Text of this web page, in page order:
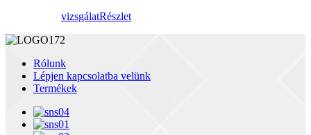
vizsgálatRészlet
Rólunk
Lépjen kapcsolatba velünk
Termékek